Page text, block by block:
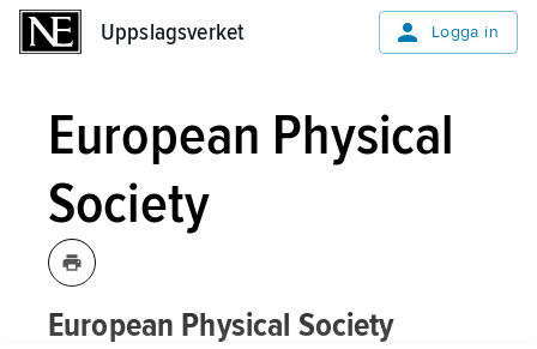
Uppslagsverket Logga in
European Physical
Society
European Physical Society